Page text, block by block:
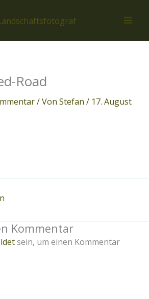
Road
/ Von Stefan / 17. August
Kommentar
sein, um einen Kommentar